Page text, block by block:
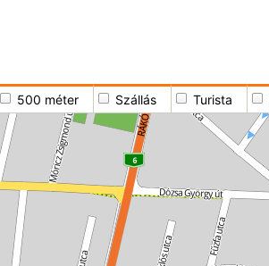
500 méter Szállás Turista